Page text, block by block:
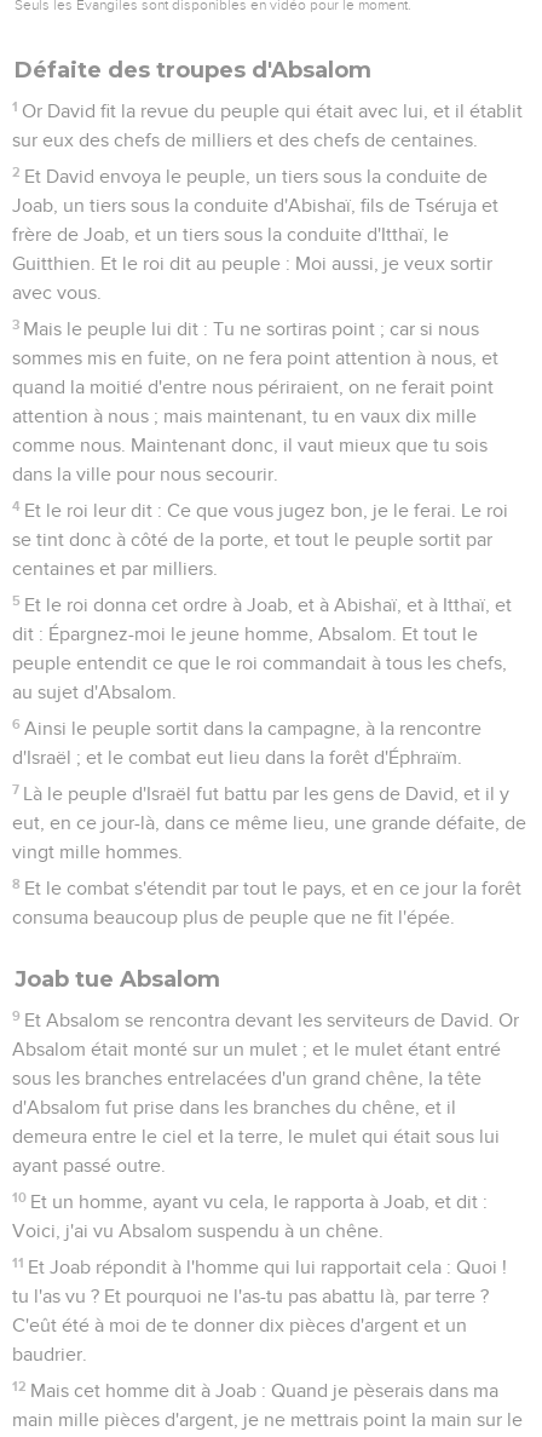
Seuls les Évangiles sont disponibles en vidéo pour le moment.
Défaite des troupes d'Absalom
1 Or David fit la revue du peuple qui était avec lui, et il établit
sur eux des chefs de milliers et des chefs de centaines.
2 Et David envoya le peuple, un tiers sous la conduite de
Joab, un tiers sous la conduite d'Abishaï, fils de Tséruja et
frère de Joab, et un tiers sous la conduite d'Itthaï, le
Guitthien. Et le roi dit au peuple : Moi aussi, je veux sortir
avec vous.
3 Mais le peuple lui dit : Tu ne sortiras point ; car si nous
sommes mis en fuite, on ne fera point attention à nous, et
quand la moitié d'entre nous périraient, on ne ferait point
attention à nous ; mais maintenant, tu en vaux dix mille
comme nous. Maintenant donc, il vaut mieux que tu sois
dans la ville pour nous secourir.
4 Et le roi leur dit : Ce que vous jugez bon, je le ferai. Le roi
se tint donc à côté de la porte, et tout le peuple sortit par
centaines et par milliers.
5 Et le roi donna cet ordre à Joab, et à Abishaï, et à Itthaï, et
dit : Épargnez-moi le jeune homme, Absalom. Et tout le
peuple entendit ce que le roi commandait à tous les chefs,
au sujet d'Absalom.
6 Ainsi le peuple sortit dans la campagne, à la rencontre
d'Israël ; et le combat eut lieu dans la forêt d'Éphraïm.
7 Là le peuple d'Israël fut battu par les gens de David, et il y
eut, en ce jour-là, dans ce même lieu, une grande défaite, de
vingt mille hommes.
8 Et le combat s'étendit par tout le pays, et en ce jour la forêt
consuma beaucoup plus de peuple que ne fit l'épée.
Joab tue Absalom
9 Et Absalom se rencontra devant les serviteurs de David. Or
Absalom était monté sur un mulet ; et le mulet étant entré
sous les branches entrelacées d'un grand chêne, la tête
d'Absalom fut prise dans les branches du chêne, et il
demeura entre le ciel et la terre, le mulet qui était sous lui
ayant passé outre.
10 Et un homme, ayant vu cela, le rapporta à Joab, et dit :
Voici, j'ai vu Absalom suspendu à un chêne.
11 Et Joab répondit à l'homme qui lui rapportait cela : Quoi !
tu l'as vu ? Et pourquoi ne l'as-tu pas abattu là, par terre ?
C'eût été à moi de te donner dix pièces d'argent et un
baudrier.
12 Mais cet homme dit à Joab : Quand je pèserais dans ma
main mille pièces d'argent, je ne mettrais point la main sur le